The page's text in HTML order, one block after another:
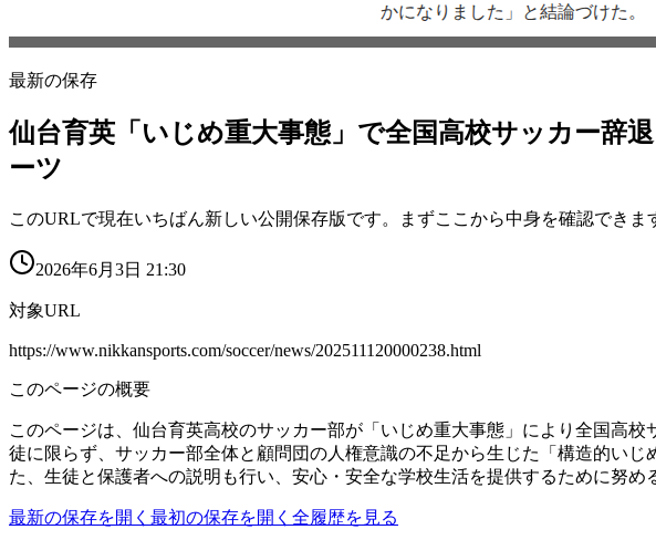
最新の保存
仙台育英「いじめ重大事態」で全国高校サッカー辞
ーツ
このURLで現在いちばん新しい公開保存版です。まずここから中身を確認できま
2026年6月3日 21:30
対象URL
https://www.nikkansports.com/soccer/news/202511120000238.html
このページの概要
このページは、仙台育英高校のサッカー部が「いじめ重大事態」により全国高
徒に限らず、サッカー部全体と顧問団の人権意識の不足から生じた「構造的い
た、生徒と保護者への説明も行い、安心・安全な学校生活を提供するために努め
最新の保存を開く 最初の保存を開く 全履歴を見る